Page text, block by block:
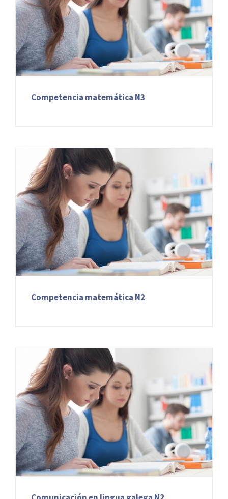
Competencia matemática N3
Competencia matemática N2